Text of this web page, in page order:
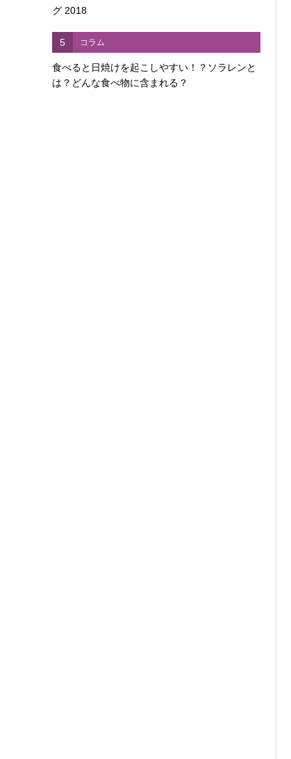
グ 2018
5 コラム
食べると日焼けを起こしやすい！？ソラレンと
は？どんな食べ物に含まれる？